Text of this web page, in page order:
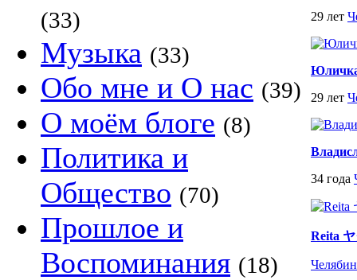
(33)
Музыка (33)
Обо мне и О нас (39)
О моём блоге (8)
Политика и
Общество (70)
Прошлое и
Воспоминания (18)
29 лет
29 лет
34 года
Reita